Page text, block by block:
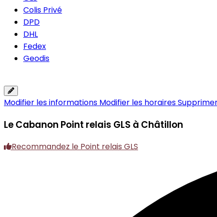
Colis Privé
DPD
DHL
Fedex
Geodis
Modifier les informations Modifier les horaires
Le Cabanon Point relais GLS à Châtillon
Recommandez le Point relais GLS